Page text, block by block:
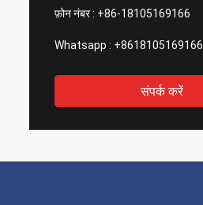
फ़ोन नंबर : +86-18105169166
Whatsapp : +8618105169166
संपर्क करें